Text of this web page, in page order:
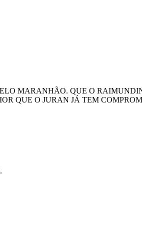
MARANHÃO. QUE O
QUE O JURAN JÁ TEM